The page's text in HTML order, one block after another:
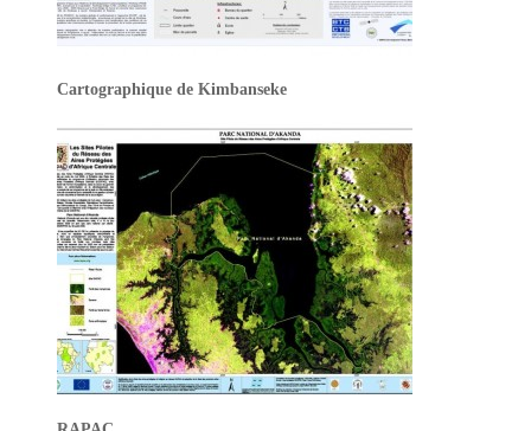
Cartographique de Kimbanseke